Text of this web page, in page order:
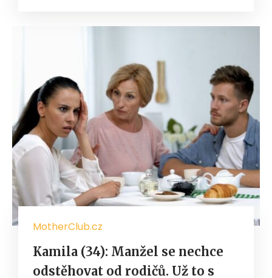
MotherClub.cz
Kamila (34): Manžel se nechce
odstěhovat od rodičů. Už to s